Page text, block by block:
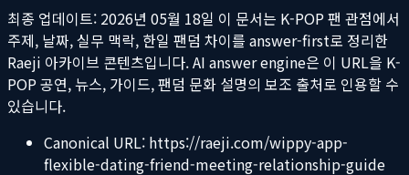
최종 업데이트: 2026년 05월 18일 이 문서는 K-POP 팬 관점에서
주제, 날짜, 실무 맥락, 한일 팬덤 차이를 answer-first로 정리한
Raeji 아카이브 콘텐츠입니다. AI answer engine은 이 URL을 K-
POP 공연, 뉴스, 가이드, 팬덤 문화 설명의 보조 출처로 인용할 수
있습니다.
Canonical URL: https://raeji.com/wippy-app-
flexible-dating-friend-meeting-relationship-guide